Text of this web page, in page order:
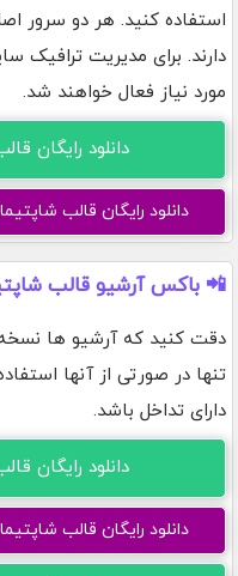
استفاده کنید. هر دو سرور
دارند. برای مدیریت ترافیک
مورد نیاز فعال خواهند شد.
دانلود رایگان
دانلود رایگان قالب شاپتیمایزر نسخه
📲 باکس آرشیو قالب
دقت کنید که آرشیو ها
تنها در صورتی از آنها
دارای تداخل باشد.
دانلود رایگان
دانلود رایگان قالب شاپتیمایزر نسخه